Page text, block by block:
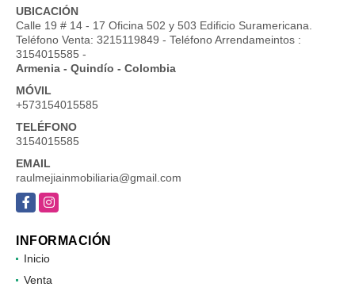
UBICACIÓN
Calle 19 # 14 - 17 Oficina 502 y 503 Edificio Suramericana.
Teléfono Venta: 3215119849 - Teléfono Arrendameintos :
3154015585 -
Armenia - Quindío - Colombia
MÓVIL
+573154015585
TELÉFONO
3154015585
EMAIL
raulmejiainmobiliaria@gmail.com
FacebookInstagram
INFORMACIÓN
Inicio
Venta